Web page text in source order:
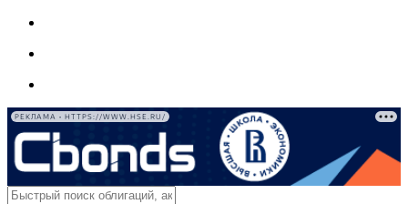
РЕКЛАМА • HTTPS://WWW.HSE.RU/